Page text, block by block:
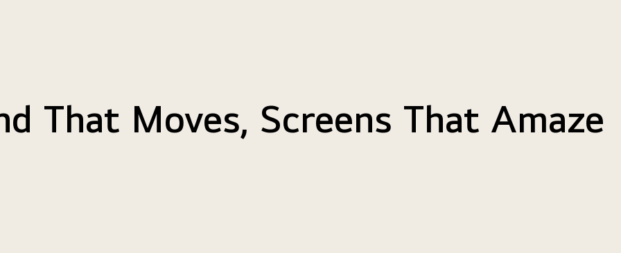
That Moves, Screens That Amaze